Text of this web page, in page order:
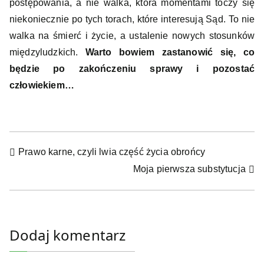
postępowania, a nie walka, która momentami toczy się
niekoniecznie po tych torach, które interesują Sąd. To nie
walka na śmierć i życie, a ustalenie nowych stosunków
międzyludzkich. Warto bowiem zastanowić się, co
będzie po zakończeniu sprawy i pozostać
człowiekiem…
Nawigacja
Prawo karne, czyli lwia część życia obrońcy
Moja pierwsza substytucja
Dodaj komentarz